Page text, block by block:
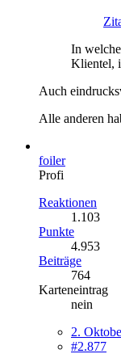
In
Klientel,
Auch
Alle anderen
foiler
Profi
Reaktionen
1.103
Punkte
4.953
Beiträge
764
Karteneintrag
nein
2.
#2.877